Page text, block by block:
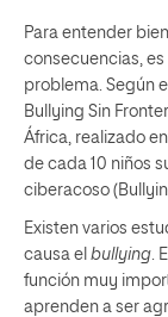
Para entender
consecuencias,
problema. Según el
Bullying Sin
África , realizado
de cada 10 niños
ciberacoso
Existen varios
causa el bullying .
función muy
aprenden a ser